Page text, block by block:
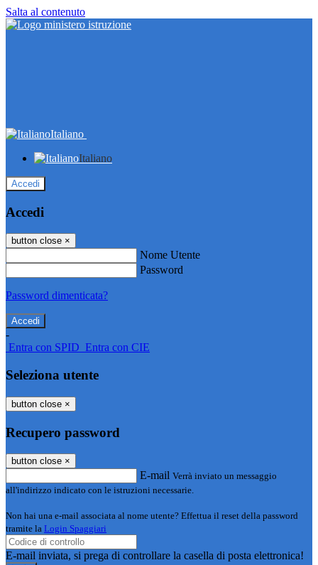
Salta al contenuto
Italiano
Italiano
Accedi
Accedi
button close ×
Nome Utente
Password
Password dimenticata?
-
Entra con SPID Entra con CIE
Seleziona utente
button close ×
Recupero password
button close ×
E-mail Verrà inviato un messaggio
all'indirizzo indicato con le istruzioni necessarie.
Non hai una e-mail associata al nome utente? Effettua il reset della password
tramite la Login Spaggiari
E-mail inviata, si prega di controllare la casella di posta elettronica!